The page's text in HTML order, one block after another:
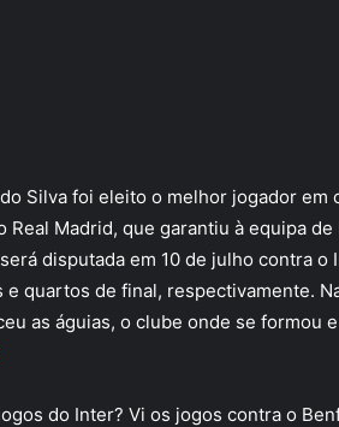
Silva foi eleito o melhor jogador
Real Madrid, que garantiu à equipa
disputada em 10 de julho contra
e quartos de final, respectivamente.
as águias, o clube onde se formou
do Inter? Vi os jogos contra o